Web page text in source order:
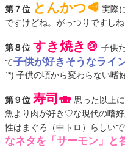
第７位 とんかつ🥩 実際
ですけどね。がっつりですし
第８位 すき焼き🍲 子供
て子供が好きそうなライ
`*) 子供の頃から変わらない嗜
第９位 寿司🍣 思った以上
魚より肉が好き♡な現代の嗜
性はまぐろ（中トロ）らしい
なネタを「サーモン」と